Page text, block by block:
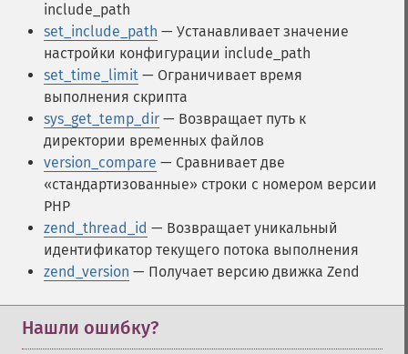
include_path
set_include_path — Устанавливает значение
настройки конфигурации include_path
set_time_limit — Ограничивает время
выполнения скрипта
sys_get_temp_dir — Возвращает путь к
директории временных файлов
version_compare — Сравнивает две
«стандартизованные» строки с номером версии
PHP
zend_thread_id — Возвращает уникальный
идентификатор текущего потока выполнения
zend_version — Получает версию движка Zend
Нашли ошибку?